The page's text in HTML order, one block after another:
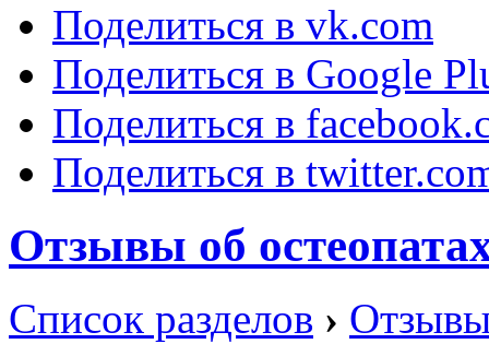
Поделиться в vk.com
Поделиться в Google
Поделиться в
Поделиться в
Отзывы об
Список разделов ›